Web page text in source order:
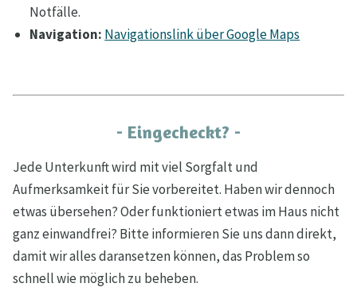
Notfälle.
Navigation: Navigationslink über Google Maps
- Eingecheckt? -
Jede Unterkunft wird mit viel Sorgfalt und
Aufmerksamkeit für Sie vorbereitet. Haben wir dennoch
etwas übersehen? Oder funktioniert etwas im Haus nicht
ganz einwandfrei? Bitte informieren Sie uns dann direkt,
damit wir alles daransetzen können, das Problem so
schnell wie möglich zu beheben.